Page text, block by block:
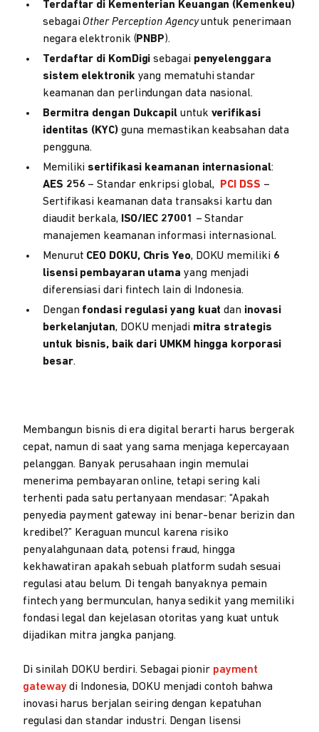
Terdaftar di Kementerian Keuangan (Kemenkeu)
sebagaiOther Perception Agencyuntuk penerimaan
negara elektronik (PNBP).
Terdaftar di KomDigi sebagai penyelenggara
sistem elektronik yang mematuhi standar
keamanan dan perlindungan data nasional.
Bermitra dengan Dukcapil untuk verifikasi
identitas (KYC)guna memastikan keabsahan data
pengguna.
Memiliki sertifikasi keamanan internasional:
AES 256 – Standar enkripsi global, PCI DSS –
Sertifikasi keamanan data transaksi kartu dan
diaudit berkala, ISO/IEC 27001
– Standar
manajemen keamanan informasi internasional.
Menurut CEO DOKU, Chris Yeo, DOKU memiliki 6
lisensi pembayaran utama yang menjadi
diferensiasi dari fintech lain di Indonesia.
Dengan fondasi regulasi yang kuat dan inovasi
berkelanjutan, DOKU menjadi mitra strategis
untuk bisnis, baik dari UMKM hingga korporasi
besar.
Membangun bisnis di era digital berarti harus bergerak
cepat, namun di saat yang sama menjaga kepercayaan
pelanggan. Banyak perusahaan ingin memulai
menerima pembayaran online, tetapi sering kali
terhenti pada satu pertanyaan mendasar: “Apakah
penyedia payment gateway ini benar-benar berizin dan
kredibel?” Keraguan muncul karena risiko
penyalahgunaan data, potensi fraud, hingga
kekhawatiran apakah sebuah platform sudah sesuai
regulasi atau belum. Di tengah banyaknya pemain
fintech yang bermunculan, hanya sedikit yang memiliki
fondasi legal dan kejelasan otoritas yang kuat untuk
dijadikan mitra jangka panjang.
Di sinilah DOKU berdiri. Sebagai pionir payment
gateway di Indonesia, DOKU menjadi contoh bahwa
inovasi harus berjalan seiring dengan kepatuhan
regulasi dan standar industri. Dengan lisensi